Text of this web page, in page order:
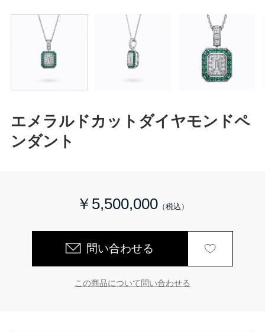
エメラルドカットダイヤモンドペ
ンダント
￥5,500,000
問い合わせる
この商品について問い合わせる